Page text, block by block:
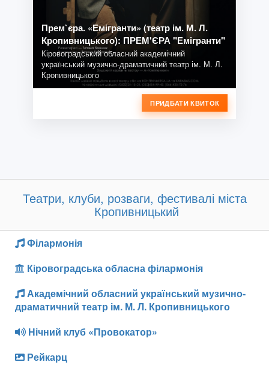
Прем`єра. «Емігранти» (театр ім. М. Л.
Кропивницького): ПРЕМ'ЄРА "Емігранти"
Кіровоградський обласний академічний
український музично-драматичний театр ім. М. Л.
Кропивницького
ПРИДБАТИ КВИТОК
Театри, клуби, розваги, фестивалі міста
Кропивницький
Філармонія
Кіровоградська обласна філармонія
Академічний обласний український музично-
драматичний театр ім. М. Л. Кропивницького
Нічний клуб «Провокатор»
Рейкарц